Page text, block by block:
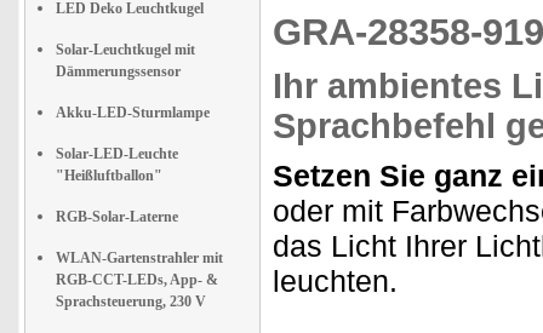
LED Deko Leuchtkugel
Solar-Leuchtkugel mit
Dämmerungssensor
Akku-LED-Sturmlampe
Solar-LED-Leuchte
"Heißluftballon"
RGB-Solar-Laterne
WLAN-Gartenstrahler mit
RGB-CCT-LEDs, App- &
Sprachsteuerung, 230 V
GRA-28358-
Ihr ambientes
Sprachbefehl
Setzen Sie ganz
oder mit
das Licht Ihrer
leuchten.